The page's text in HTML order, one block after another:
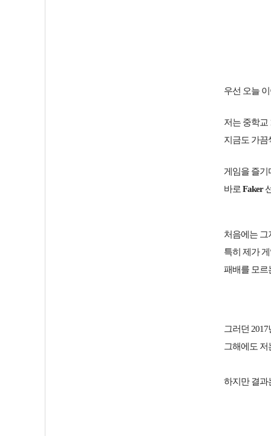
우선 오늘
저는 중학
지금도 가끔
게임을 즐기
바로 Faker
처음에는 그
특히 제가
패배를 모르
그러던
그해에도
하지만 결과